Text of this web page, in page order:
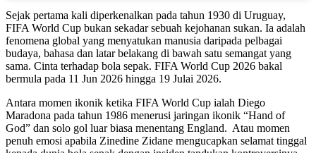
Sejak pertama kali diperkenalkan pada tahun 1930 di Uruguay,
FIFA World Cup bukan sekadar sebuah kejohanan sukan. Ia adalah
fenomena global yang menyatukan manusia daripada pelbagai
budaya, bahasa dan latar belakang di bawah satu semangat yang
sama. Cinta terhadap bola sepak. FIFA World Cup 2026 bakal
bermula pada 11 Jun 2026 hingga 19 Julai 2026.
Antara momen ikonik ketika FIFA World Cup ialah Diego
Maradona pada tahun 1986 menerusi jaringan ikonik “Hand of
God” dan solo gol luar biasa menentang England. Atau momen
penuh emosi apabila Zinedine Zidane mengucapkan selamat tinggal